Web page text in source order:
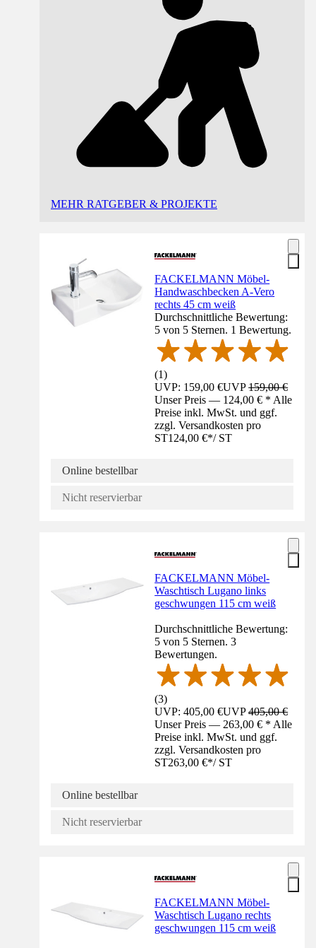
MEHR RATGEBER & PROJEKTE
FACKELMANN Möbel-
Handwaschbecken A-Vero
rechts 45 cm weiß
Durchschnittliche Bewertung:
5 von 5 Sternen. 1 Bewertung.
(1)
UVP: 159,00 €UVP159,00 €
Unser Preis — 124,00 € * Alle
Preise inkl. MwSt. und ggf.
zzgl. Versandkosten pro
ST124,00 €*/ ST
Online bestellbar
Nicht reservierbar
FACKELMANN Möbel-
Waschtisch Lugano links
geschwungen 115 cm weiß
Durchschnittliche Bewertung:
5 von 5 Sternen. 3
Bewertungen.
(3)
UVP: 405,00 €UVP405,00 €
Unser Preis — 263,00 € * Alle
Preise inkl. MwSt. und ggf.
zzgl. Versandkosten pro
ST263,00 €*/ ST
Online bestellbar
Nicht reservierbar
FACKELMANN Möbel-
Waschtisch Lugano rechts
geschwungen 115 cm weiß